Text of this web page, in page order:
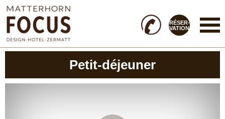
RÉSER-
VATION
Petit-déjeuner